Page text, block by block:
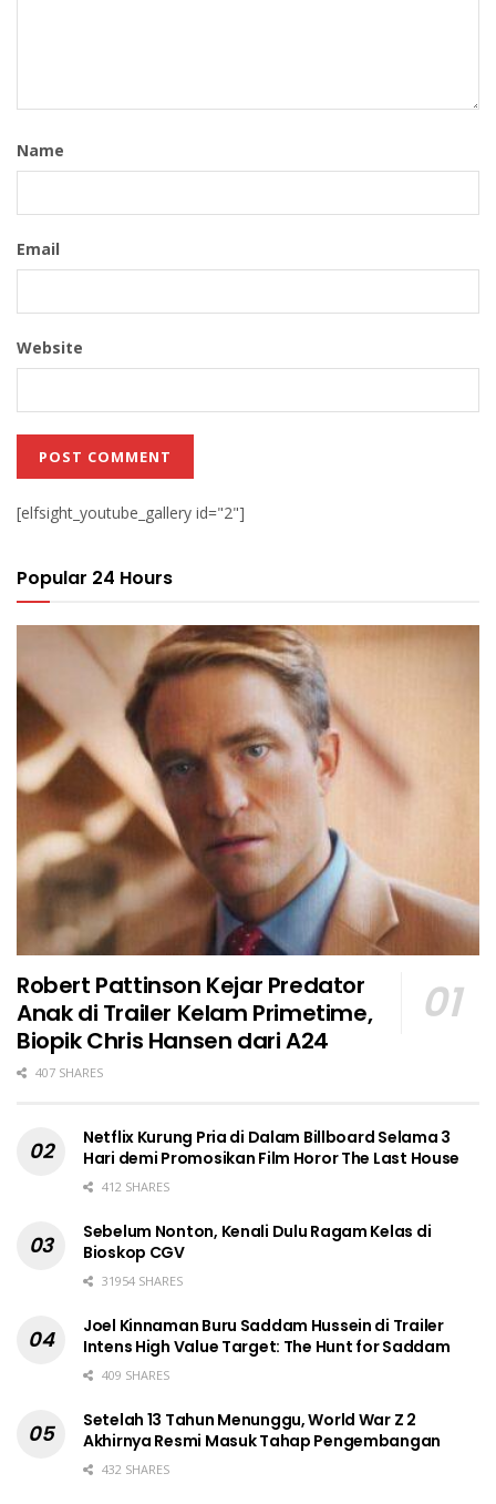
Name
Email
Website
[elfsight_youtube_gallery id="2"]
Popular 24 Hours
Robert Pattinson Kejar Predator
Anak di Trailer Kelam Primetime,
Biopik Chris Hansen dari A24
407 SHARES
Netflix Kurung Pria di Dalam Billboard Selama 3
Hari demi Promosikan Film Horor The Last House
412 SHARES
Sebelum Nonton, Kenali Dulu Ragam Kelas di
Bioskop CGV
31954 SHARES
Joel Kinnaman Buru Saddam Hussein di Trailer
Intens High Value Target: The Hunt for Saddam
409 SHARES
Setelah 13 Tahun Menunggu, World War Z 2
Akhirnya Resmi Masuk Tahap Pengembangan
432 SHARES